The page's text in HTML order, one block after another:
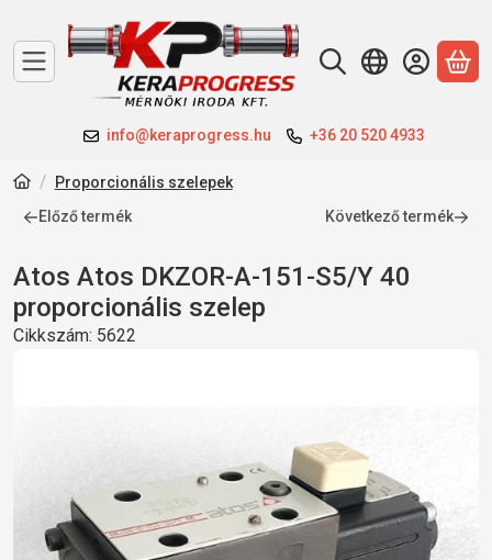
info@keraprogress.hu +36 20 520 4933
A
Proporcionális szelepek
Előző termék
Következő termék
Atos Atos DKZOR-A-151-S5/Y 40
proporcionális szelep
Cikkszám: 5622